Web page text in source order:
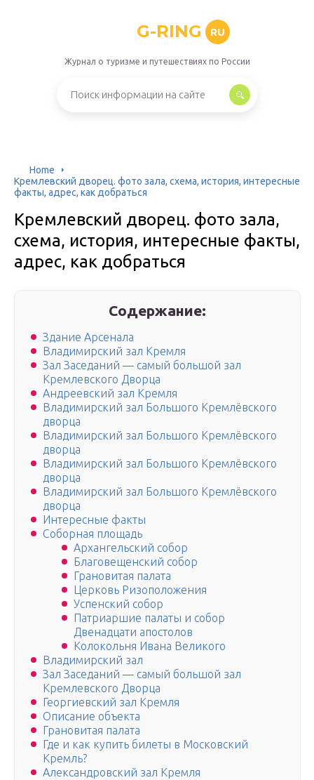
G-RING RU
Журнал о туризме и путешествиях по России
Home
Кремлевский дворец. фото зала, схема, история, интересные
факты, адрес, как добраться
Кремлевский дворец. фото зала,
схема, история, интересные факты,
адрес, как добраться
Содержание:
Здание Арсенала
Владимирский зал Кремля
Зал Заседаний — самый большой зал
Кремлевского Дворца
Андреевский зал Кремля
Владимирский зал Большого Кремлёвского
дворца
Владимирский зал Большого Кремлёвского
дворца
Владимирский зал Большого Кремлёвского
дворца
Владимирский зал Большого Кремлёвского
дворца
Интересные факты
Соборная площадь
Архангельский собор
Благовещенский собор
Грановитая палата
Церковь Ризоположения
Успенский собор
Патриаршие палаты и собор
Двенадцати апостолов
Колокольня Ивана Великого
Владимирский зал
Зал Заседаний — самый большой зал
Кремлевского Дворца
Георгиевский зал Кремля
Описание объекта
Грановитая палата
Где и как купить билеты в Московский
Кремль?
Александровский зал Кремля